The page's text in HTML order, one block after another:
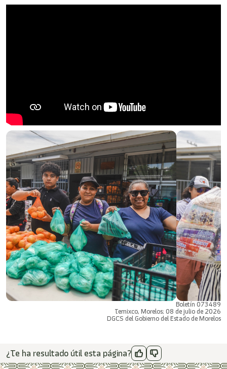
Boletín 073489
Temixco, Morelos; 08 de julio de 2026
DGCS del Gobierno del Estado de Morelos
¿Te ha resultado útil esta página?